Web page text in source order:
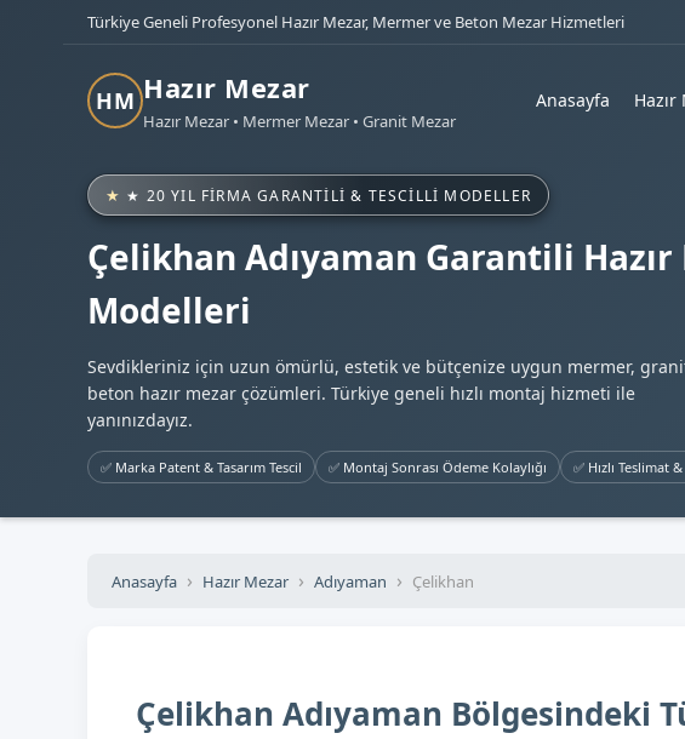
Türkiye Geneli Profesyonel Hazır Mezar, Mermer ve Beton Mezar Hizmetleri
HM Hazır Mezar
Hazır Mezar • Mermer Mezar • Granit Mezar
Anasayfa Hazır
★ 20 YIL FIRMA GARANTILI & TESCILLI MODELLER
Çelikhan Adıyaman Garantili Hazır
Modelleri
Sevdikleriniz için uzun ömürlü, estetik ve bütçenize uygun mermer,
beton hazır mezar çözümleri. Türkiye geneli hızlı montaj hizmeti ile
yanınızdayız.
✅ Marka Patent & Tasarım Tescil ✅ Montaj Sonrası Ödeme Kolaylığı ✅ Hızlı Teslimat
Anasayfa Hazır Mezar Adıyaman Çelikhan
Çelikhan Adıyaman Bölgesindeki